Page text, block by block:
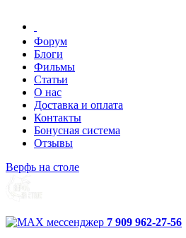
Форум
Блоги
Фильмы
Статьи
О нас
Доставка и оплата
Контакты
Бонусная система
Отзывы
Верфь на столе
7 909 962-27-56